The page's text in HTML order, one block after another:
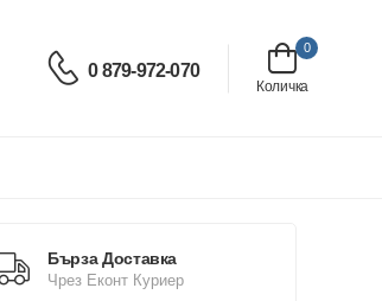
0 879-972-070
0
Количка
Бърза Доставка
Чрез Еконт Куриер